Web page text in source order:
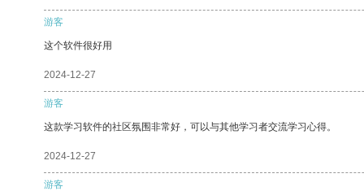
游客
这个软件很好用
2024-12-27
游客
这款学习软件的社区氛围非常好，可以与其他学习者交流学习心得。
2024-12-27
游客